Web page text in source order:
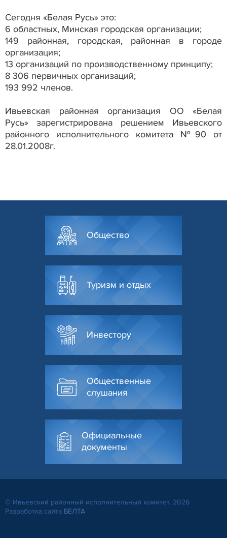
Сегодня «Белая Русь» это:
6 областных, Минская городская организации;
149 районная, городская, районная в городе
организация;
13 организаций по производственному принципу;
8 306 первичных организаций;
193 992 членов.
Ивьевская районная организация ОО «Белая
Русь» зарегистрирована решением Ивьевского
районного исполнительного комитета №90 от
28.01.2008г.
Общество
Туризм и отдых
Инвестору
Общественные
слушания
Официальные
документы
© Ивьевский районный исполнительный комитет, 2026
Разработка сайта БЕЛТА